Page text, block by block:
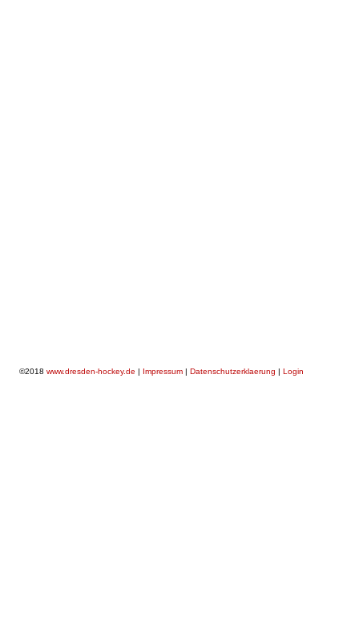
©2018 www.dresden-hockey.de | Impressum | Datenschutzerklaerung | Login